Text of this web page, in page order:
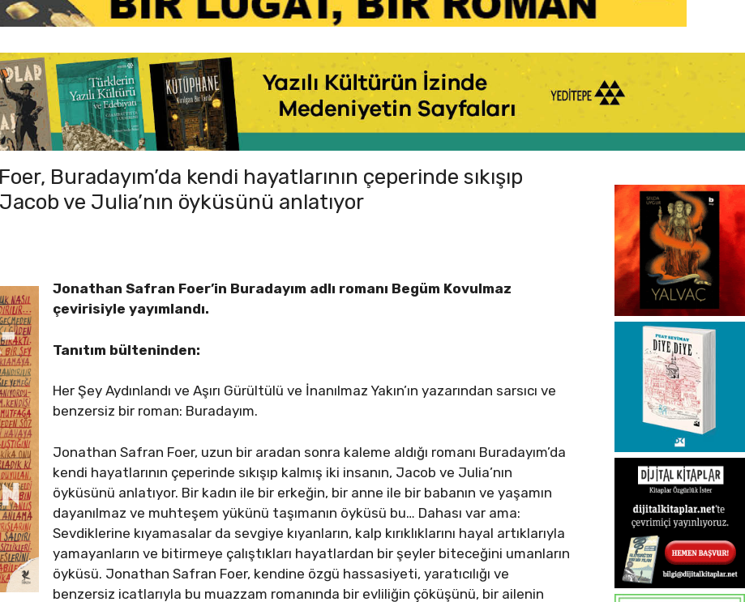
Buradayım’da kendi hayatlarının çeperinde sıkışıp
ve Julia’nın öyküsünü anlatıyor
Jonathan Safran Foer’in Buradayım adlı romanı Begüm Kovulmaz
çevirisiyle yayımlandı.
Tanıtım bülteninden:
Her Şey Aydınlandı ve Aşırı Gürültülü ve İnanılmaz Yakın’ın yazarından sarsıcı ve
benzersiz bir roman: Buradayım.
Jonathan Safran Foer, uzun bir aradan sonra kaleme aldığı romanı Buradayım’da
kendi hayatlarının çeperinde sıkışıp kalmış iki insanın, Jacob ve Julia’nın
öyküsünü anlatıyor. Bir kadın ile bir erkeğin, bir anne ile bir babanın ve yaşamın
dayanılmaz ve muhteşem yükünü taşımanın öyküsü bu… Dahası var ama:
Sevdiklerine kıyamasalar da sevgiye kıyanların, kalp kırıklıklarını hayal artıklarıyla
yamayanların ve bitirmeye çalıştıkları hayatlardan bir şeyler biteceğini umanların
öyküsü. Jonathan Safran Foer, kendine özgü hassasiyeti, yaratıcılığı ve
benzersiz icatlarıyla bu muazzam romanında bir evliliğin çöküşünü, bir ailenin